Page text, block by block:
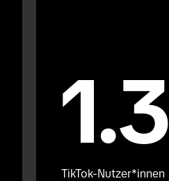
1.3
TikTok-Nutzer*innen